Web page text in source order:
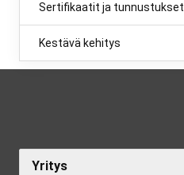
Sertifikaatit ja tunnustukset
Kestävä kehitys
Yritys